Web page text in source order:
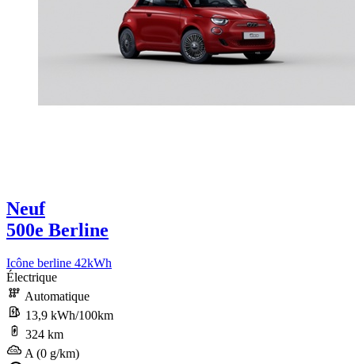
Neuf
500e Berline
Icône berline 42kWh
Électrique
Automatique
13,9 kWh/100km
324 km
A (0 g/km)